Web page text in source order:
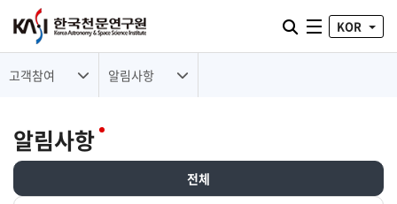
통합검색 열기
전체메뉴
KOR
고객참여 알림사항
알림사항
전체